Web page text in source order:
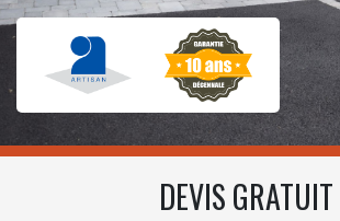
DEVIS GRATUIT